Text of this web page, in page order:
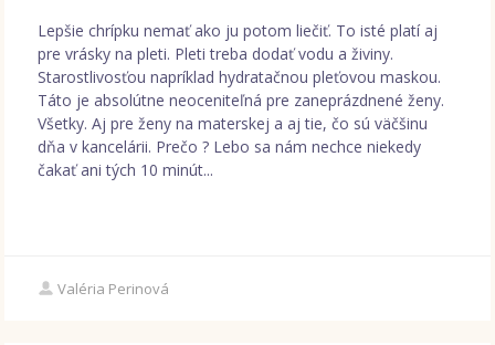
Lepšie chrípku nemať ako ju potom liečiť. To isté platí aj
pre vrásky na pleti. Pleti treba dodať vodu a živiny.
Starostlivosťou napríklad hydratačnou pleťovou maskou.
Táto je absolútne neoceniteľná pre zaneprázdnené ženy.
Všetky. Aj pre ženy na materskej a aj tie, čo sú väčšinu
dňa v kancelárii. Prečo ? Lebo sa nám nechce niekedy
čakať ani tých 10 minút...
Valéria Perinová